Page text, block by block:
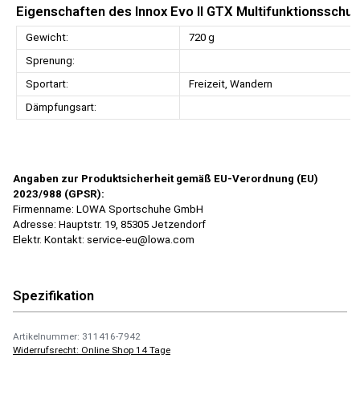
Eigenschaften des Innox Evo II GTX
Gewicht:
720 g
Sprenung:
Sportart:
Freizeit, Wandern
Dämpfungsart:
Angaben zur Produktsicherheit gemäß EU-Verordnung (EU)
2023/988 (GPSR):
Firmenname: LOWA Sport­schuhe GmbH
Adresse: Hauptstr. 19, 85305 Jetzendorf
Elektr. Kontakt: service-eu@lowa.com
Spezifikation
Artikelnummer: 311416-7942
Widerrufsrecht: Online Shop 14 Tage